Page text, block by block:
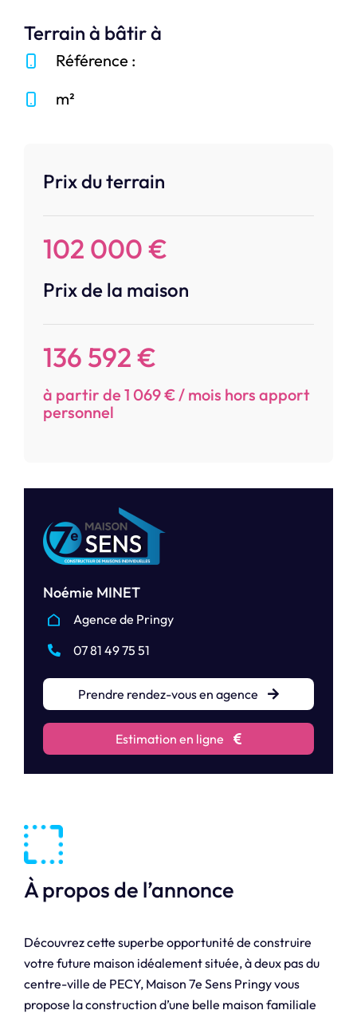
Prix du terrain
102 000 €
Prix de la maison
136 592 €
à partir de 1 069 € / mois hors apport
personnel
Noémie MINET
Agence de Pringy
07 81 49 75 51
Prendre rendez-vous en agence
Estimation en ligne
Terrain à bâtir à
Référence :
m²
À propos de l’annonce
Découvrez cette superbe opportunité de construire
votre future maison idéalement située, à deux pas du
centre-ville de PECY, Maison 7e Sens Pringy vous
propose la construction d’une belle maison familiale